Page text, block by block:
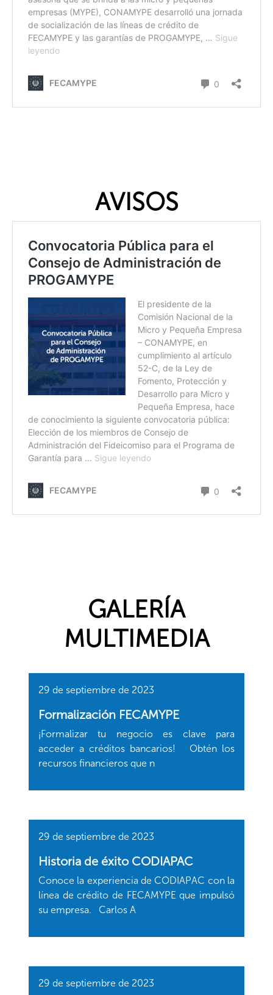
AVISOS
GALERÍA
MULTIMEDIA
29 de septiembre de 2023
Formalización FECAMYPE
¡Formalizar tu negocio es clave para
acceder a créditos bancarios! Obtén los
recursos financieros que n
29 de septiembre de 2023
Historia de éxito CODIAPAC
Conoce la experiencia de CODIAPAC con la
línea de crédito de FECAMYPE que impulsó
su empresa. Carlos A
29 de septiembre de 2023